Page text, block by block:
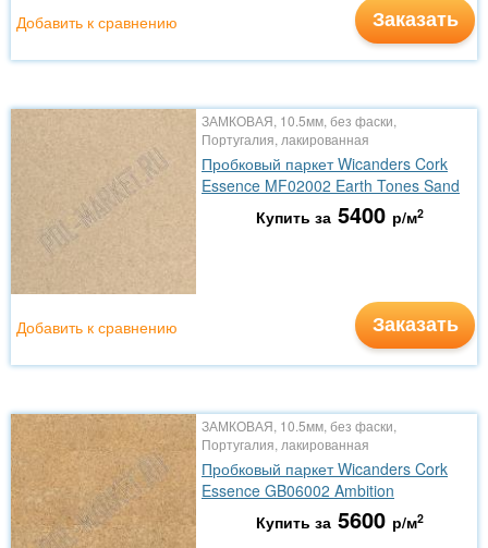
Заказать
Добавить к сравнению
ЗАМКОВАЯ, 10.5мм, без фаски,
Португалия, лакированная
Пробковый паркет Wicanders Cork
Essence MF02002 Earth Tones Sand
Купить за 5400 р/м2
Заказать
Добавить к сравнению
ЗАМКОВАЯ, 10.5мм, без фаски,
Португалия, лакированная
Пробковый паркет Wicanders Cork
Essence GB06002 Ambition
Купить за 5600 р/м2